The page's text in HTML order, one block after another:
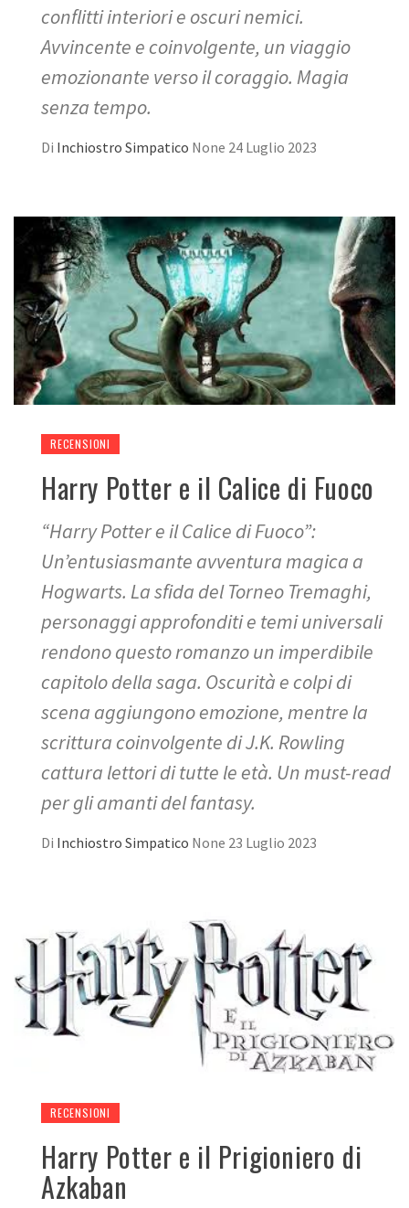
conflitti interiori e oscuri nemici.
Avvincente e coinvolgente, un viaggio
emozionante verso il coraggio. Magia
senza tempo.
Di Inchiostro Simpatico None 24 Luglio 2023
RECENSIONI
Harry Potter e il Calice di Fuoco
“Harry Potter e il Calice di Fuoco”:
Un’entusiasmante avventura magica a
Hogwarts. La sfida del Torneo Tremaghi,
personaggi approfonditi e temi universali
rendono questo romanzo un imperdibile
capitolo della saga. Oscurità e colpi di
scena aggiungono emozione, mentre la
scrittura coinvolgente di J.K. Rowling
cattura lettori di tutte le età. Un must-read
per gli amanti del fantasy.
Di Inchiostro Simpatico None 23 Luglio 2023
RECENSIONI
Harry Potter e il Prigioniero di
Azkaban